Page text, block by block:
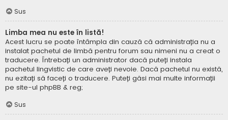
Sus
Limba mea nu este în listă!
Acest lucru se poate întâmpla din cauză că administrația nu a
instalat pachetul de limbă pentru forum sau nimeni nu a creat o
traducere. Întrebați un administrator dacă puteți instala
pachetul lingvistic de care aveți nevoie. Dacă pachetul nu există,
nu ezitați să faceți o traducere. Puteți găsi mai multe informații
pe site-ul phpBB & reg;
Sus